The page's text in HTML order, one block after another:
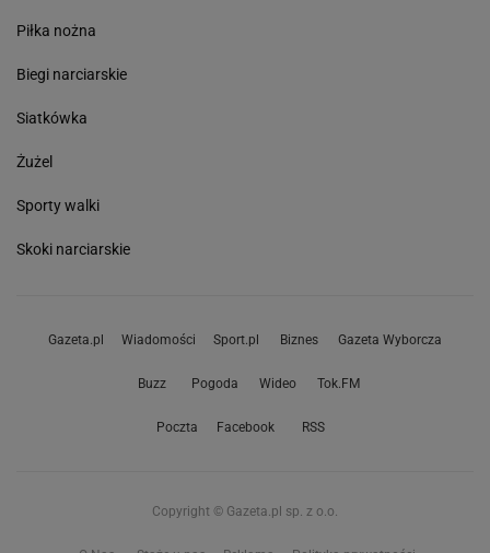
Piłka nożna
Biegi narciarskie
Siatkówka
Żużel
Sporty walki
Skoki narciarskie
Gazeta.pl Wiadomości Sport.pl Biznes Gazeta Wyborcza
Buzz Pogoda Wideo Tok.FM
Poczta Facebook RSS
Copyright © Gazeta.pl sp. z o.o.